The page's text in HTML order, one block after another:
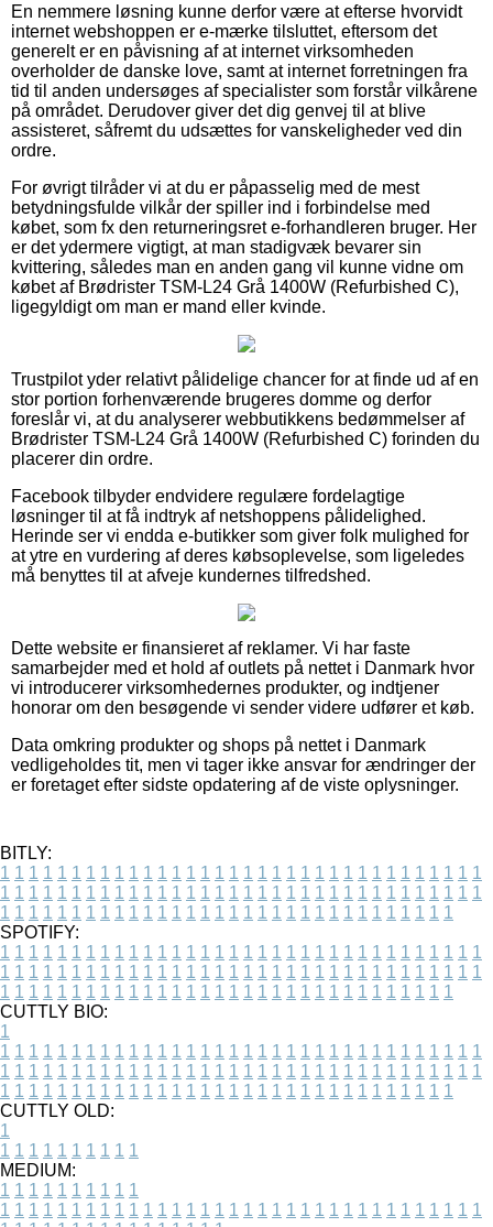
En nemmere løsning kunne derfor være at efterse hvorvidt
internet webshoppen er e-mærke tilsluttet, eftersom det
generelt er en påvisning af at internet virksomheden
overholder de danske love, samt at internet forretningen fra
tid til anden undersøges af specialister som forstår vilkårene
på området. Derudover giver det dig genvej til at blive
assisteret, såfremt du udsættes for vanskeligheder ved din
ordre.
For øvrigt tilråder vi at du er påpasselig med de mest
betydningsfulde vilkår der spiller ind i forbindelse med
købet, som fx den returneringsret e-forhandleren bruger. Her
er det ydermere vigtigt, at man stadigvæk bevarer sin
kvittering, således man en anden gang vil kunne vidne om
købet af Brødrister TSM-L24 Grå 1400W (Refurbished C),
ligegyldigt om man er mand eller kvinde.
Trustpilot yder relativt pålidelige chancer for at finde ud af en
stor portion forhenværende brugeres domme og derfor
foreslår vi, at du analyserer webbutikkens bedømmelser af
Brødrister TSM-L24 Grå 1400W (Refurbished C) forinden du
placerer din ordre.
Facebook tilbyder endvidere regulære fordelagtige
løsninger til at få indtryk af netshoppens pålidelighed.
Herinde ser vi endda e-butikker som giver folk mulighed for
at ytre en vurdering af deres købsoplevelse, som ligeledes
må benyttes til at afveje kundernes tilfredshed.
Dette website er finansieret af reklamer. Vi har faste
samarbejder med et hold af outlets på nettet i Danmark hvor
vi introducerer virksomhedernes produkter, og indtjener
honorar om den besøgende vi sender videre udfører et køb.
Data omkring produkter og shops på nettet i Danmark
vedligeholdes tit, men vi tager ikke ansvar for ændringer der
er foretaget efter sidste opdatering af de viste oplysninger.
BITLY:
1 1 1 1 1 1 1 1 1 1 1 1 1 1 1 1 1 1 1 1 1 1 1 1 1 1 1 1 1 1 1 1 1 1
1 1 1 1 1 1 1 1 1 1 1 1 1 1 1 1 1 1 1 1 1 1 1 1 1 1 1 1 1 1 1 1 1 1
1 1 1 1 1 1 1 1 1 1 1 1 1 1 1 1 1 1 1 1 1 1 1 1 1 1 1 1 1 1 1 1
SPOTIFY:
1 1 1 1 1 1 1 1 1 1 1 1 1 1 1 1 1 1 1 1 1 1 1 1 1 1 1 1 1 1 1 1 1 1
1 1 1 1 1 1 1 1 1 1 1 1 1 1 1 1 1 1 1 1 1 1 1 1 1 1 1 1 1 1 1 1 1 1
1 1 1 1 1 1 1 1 1 1 1 1 1 1 1 1 1 1 1 1 1 1 1 1 1 1 1 1 1 1 1 1
CUTTLY BIO:
1
1 1 1 1 1 1 1 1 1 1 1 1 1 1 1 1 1 1 1 1 1 1 1 1 1 1 1 1 1 1 1 1 1 1
1 1 1 1 1 1 1 1 1 1 1 1 1 1 1 1 1 1 1 1 1 1 1 1 1 1 1 1 1 1 1 1 1 1
1 1 1 1 1 1 1 1 1 1 1 1 1 1 1 1 1 1 1 1 1 1 1 1 1 1 1 1 1 1 1 1
CUTTLY OLD:
1
1 1 1 1 1 1 1 1 1 1
MEDIUM:
1 1 1 1 1 1 1 1 1 1
1 1 1 1 1 1 1 1 1 1 1 1 1 1 1 1 1 1 1 1 1 1 1 1 1 1 1 1 1 1 1 1 1 1